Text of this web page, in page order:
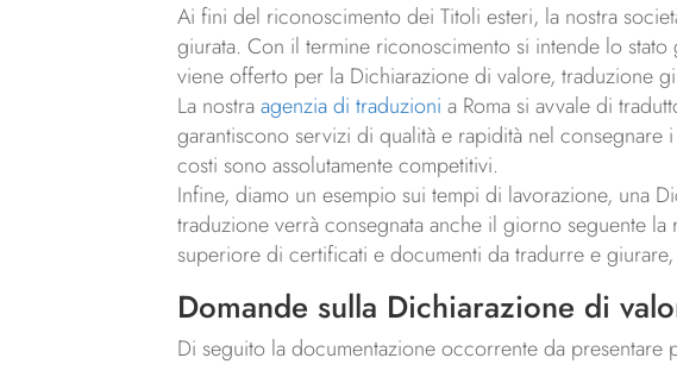
Ai fini del riconoscimento dei Titoli esteri, la nostra
giurata. Con il termine riconoscimento si intende lo
viene offerto per la Dichiarazione di valore, traduzione
La nostraagenzia di traduzioni a Roma si avvale di
garantiscono servizi di qualità e rapidità nel
costi sono assolutamente competitivi.
Infine, diamo un esempio sui tempi di lavorazione, una
traduzione verrà consegnata anche il giorno seguente
superiore di certificati e documenti da tradurre e
Domande sulla Dichiarazione di
Di seguito la documentazione occorrente da presentare